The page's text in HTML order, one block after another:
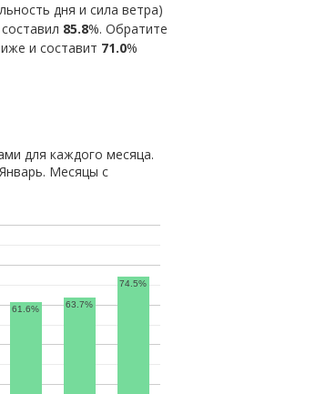
дня и сила ветра)
85.8%. Обратите
и составит 71.0%
для каждого месяца.
Месяцы с
61.6% 63.7%
74.5%